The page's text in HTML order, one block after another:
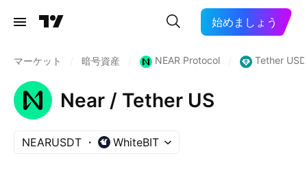
始めましょう
マーケット 暗号資産 NEAR Protocol Tether
Near / Tether US
NEARUSDT WhiteBIT